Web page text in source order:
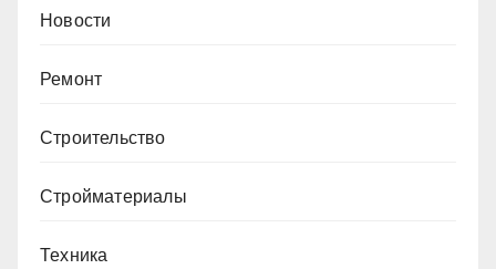
Новости
Ремонт
Строительство
Стройматериалы
Техника